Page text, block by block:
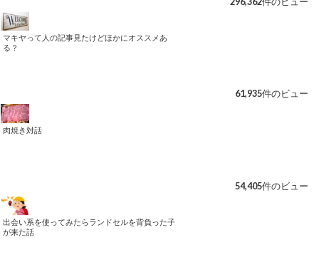
マキヤって人の記事見たけどほかにオススメあ
る？
61,935件のビュー
肉焼き対話
54,405件のビュー
出会い系を使ってみたらランドセルを背負った子
が来た話